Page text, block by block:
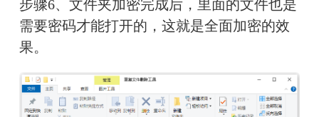
步骤6、文件夹加密完成后，里面的文件也是
需要密码才能打开的，这就是全面加密的效
果。